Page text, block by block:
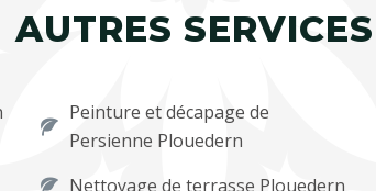
AUTRES SERVICES
Peinture et décapage de
Persienne Plouedern
Nettoyage de terrasse Plouedern